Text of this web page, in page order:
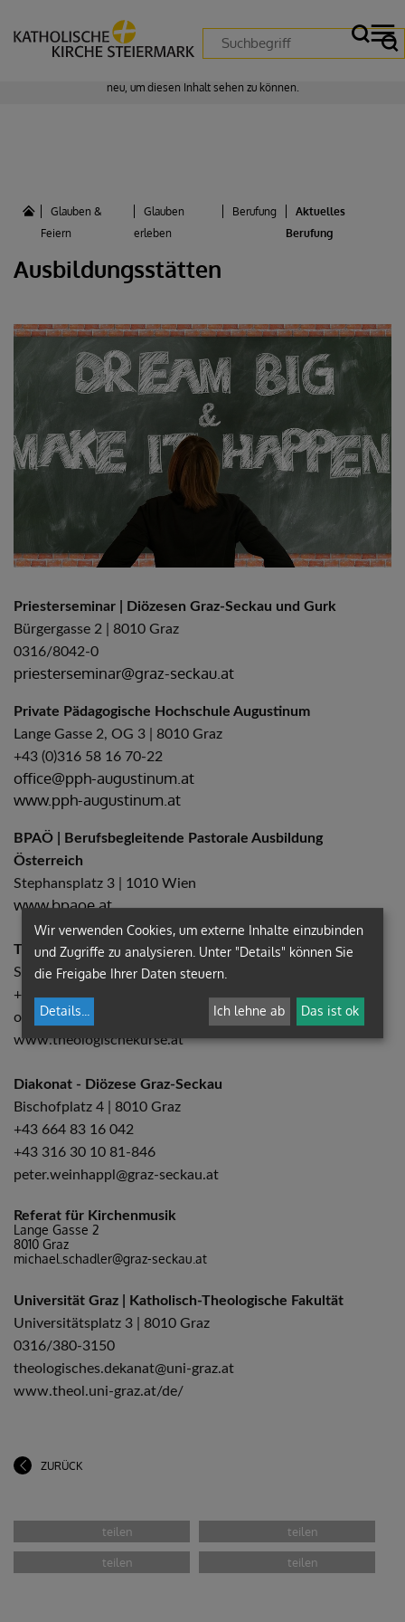
Zustimmung erforderlich!
neu, um diesen Inhalt sehen zu können.
Glauben &
Feiern
Glauben
erleben
Berufung
Aktuelles
Berufung
Ausbildungsstätten
Priesterseminar | Diözesen Graz-Seckau und Gurk
Bürgergasse 2 | 8010 Graz
0316/8042-0
priesterseminar@graz-seckau.at
Private Pädagogische Hochschule Augustinum
Lange Gasse 2, OG 3 | 8010 Graz
+43 (0)316 58 16 70-22
office@pph-augustinum.at
www.pph-augustinum.at
BPAÖ | Berufsbegleitende Pastorale Ausbildung
Österreich
Stephansplatz 3 | 1010 Wien
www.bpaoe.at
Theologische Kurse
Stephansplatz 3 | 1010 Wien
+43 1 51552-3703
office@theologischekurse.at
www.theologischekurse.at
Diakonat - Diözese Graz-Seckau
Bischofplatz 4 | 8010 Graz
+43 664 83 16 042
+43 316 30 10 81-846
peter.weinhappl@graz-seckau.at
Referat für Kirchenmusik
Lange Gasse 2
8010 Graz
michael.schadler@graz-seckau.at
Universität Graz | Katholisch-Theologische Fakultät
Universitätsplatz 3 | 8010 Graz
0316/380-3150
theologisches.dekanat@uni-graz.at
www.theol.uni-graz.at/de/
ZURÜCK
Wir verwenden Cookies, um externe Inhalte einzubinden
und Zugriffe zu analysieren. Unter "Details" können Sie
die Freigabe Ihrer Daten steuern.
Details Ich lehne ab Das ist ok